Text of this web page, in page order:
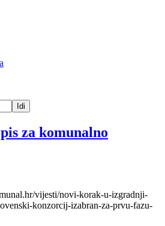
Idi
za komunalno
vijesti/novi-korak-u-izgradnji-
konzorcij-izabran-za-prvu-fazu-